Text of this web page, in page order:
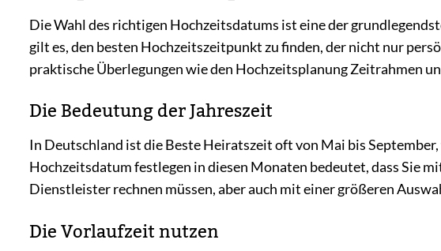
Die Wahl des richtigen Hochzeitsdatums ist eine der
gilt es, den besten Hochzeitszeitpunkt zu finden, der nicht nur
praktische Überlegungen wie den Hochzeitsplanung Zeitrahmen
Die Bedeutung der Jahreszeit
In Deutschland ist die Beste Heiratszeit oft von Mai bis
Hochzeitsdatum festlegen in diesen Monaten bedeutet, dass Sie
Dienstleister rechnen müssen, aber auch mit einer größeren
Die Vorlaufzeit nutzen